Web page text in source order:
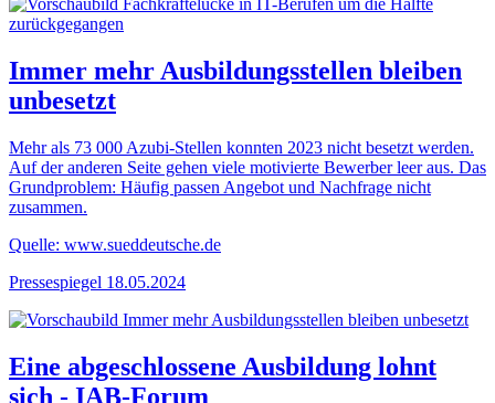
Immer mehr Ausbildungsstellen bleiben
unbesetzt
Mehr als 73 000 Azubi-Stellen konnten 2023 nicht besetzt werden.
Auf der anderen Seite gehen viele motivierte Bewerber leer aus. Das
Grundproblem: Häufig passen Angebot und Nachfrage nicht
zusammen.
Quelle: www.sueddeutsche.de
Pressespiegel 18.05.2024
Eine abgeschlossene Ausbildung lohnt
sich - IAB-Forum